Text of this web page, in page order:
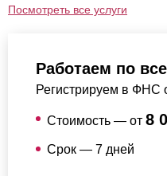
Посмотреть все услуги
Работаем по
Регистрируем в ФНС
Стоимость — от 8
Срок — 7 дней